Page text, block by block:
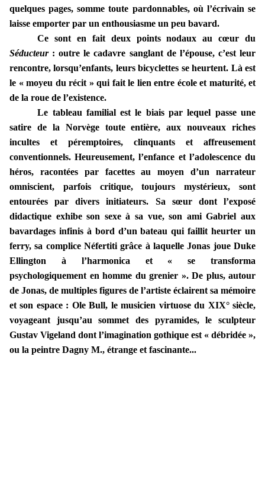
quelques pages, somme toute pardonnables, où l’écrivain se
laisse emporter par un enthousiasme un peu bavard.
Ce sont en fait deux points nodaux au cœur du
Séducteur: outre le cadavre sanglant de l’épouse, c’est leur
rencontre, lorsqu’enfants, leurs bicyclettes se heurtent. Là est
le « moyeu du récit » qui fait le lien entre école et maturité, et
de la roue de l’existence.
Le tableau familial est le biais par lequel passe une
satire de la Norvège toute entière, aux nouveaux riches
incultes et péremptoires, clinquants et affreusement
conventionnels. Heureusement, l’enfance et l’adolescence du
héros, racontées par facettes au moyen d’un narrateur
omniscient, parfois critique, toujours mystérieux, sont
entourées par divers initiateurs. Sa sœur dont l’exposé
didactique exhibe son sexe à sa vue, son ami Gabriel aux
bavardages infinis à bord d’un bateau qui faillit heurter un
ferry, sa complice Néfertiti grâce à laquelle Jonas joue Duke
Ellington à l’harmonica et « se transforma
psychologiquement en homme du grenier ». De plus, autour
de Jonas, de multiples figures de l’artiste éclairent sa mémoire
et son espace : Ole Bull, le musicien virtuose du XIX° siècle,
voyageant jusqu’au sommet des pyramides, le sculpteur
Gustav Vigeland dont l’imagination gothique est « débridée »,
ou la peintre Dagny M., étrange et fascinante...